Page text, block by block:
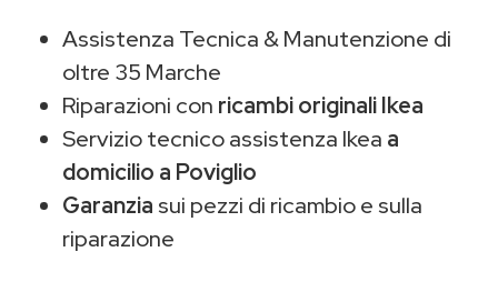
Assistenza Tecnica & Manutenzione di
oltre 35 Marche
Riparazioni con ricambi originali Ikea
Servizio tecnico assistenza Ikea a
domicilio a Poviglio
Garanzia sui pezzi di ricambio e sulla
riparazione